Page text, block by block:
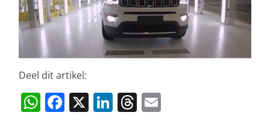
Deel dit artikel:
W F X Li T